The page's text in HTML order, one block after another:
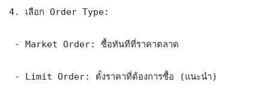
4. เลือก Order Type:
- Market Order: ซื้อทันทีที่ราคาตลาด
- Limit Order: ตั้งราคาที่ต้องการซื้อ (แนะนำ)